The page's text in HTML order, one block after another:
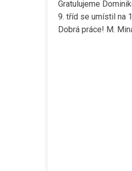
Gratulujeme
9. tříd se umístil na
Dobrá práce! M.